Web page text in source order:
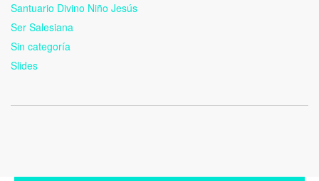
Santuario Divino Niño Jesús
Ser Salesiana
Sin categoría
Slides